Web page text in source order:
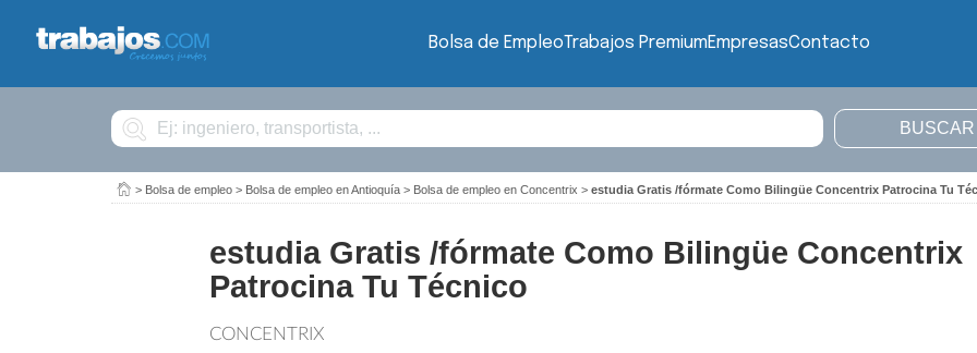
Bolsa de EmpleoTrabajos PremiumEmpresasContacto
Buscar
> Bolsa de empleo > Bolsa de empleo en Antioquía > Bolsa de empleo en Concentrix > estudia Gratis /fórmate Como Bilingüe Concentrix Patrocina Tu
estudia Gratis /fórmate Como Bilingüe Concentrix
Patrocina Tu Técnico
CONCENTRIX